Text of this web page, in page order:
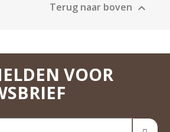
Terug naar boven 
VOOR